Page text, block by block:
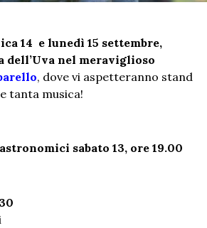
14 e lunedì 15 settembre,
dell’Uva nel meraviglioso
, dove vi aspetteranno stand
tanta musica!
sabato 13, ore 19.00